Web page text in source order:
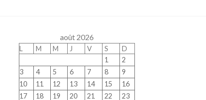
août 2026
L M M J V S
D
1
2
3
4 5 6 7 8
9
10
11 12 13 14 15
16
17
18 19 20 21 22
23